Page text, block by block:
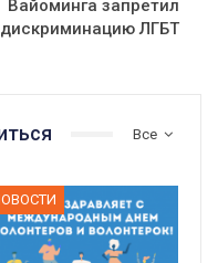
Вайоминга запретил
дискриминацию ЛГБТ
Все